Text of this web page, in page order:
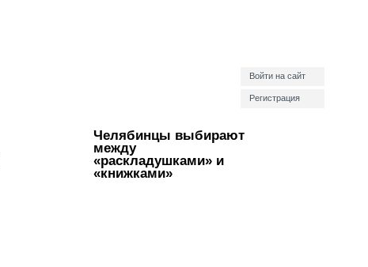
Войти на сайт
Регистрация
Челябинцы выбирают
между
«раскладушками» и
«книжками»